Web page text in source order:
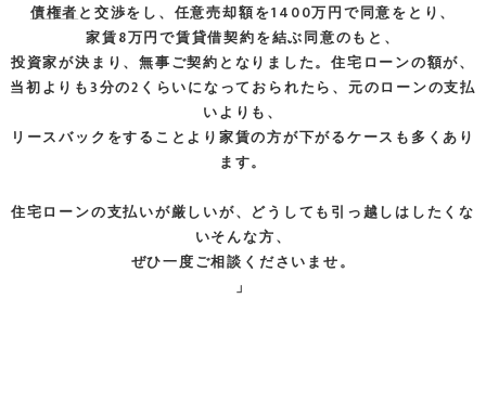
債権者と交渉をし、任意売却額を1400万円で同意をとり、
家賃8万円で賃貸借契約を結ぶ同意のもと、
投資家が決まり、無事ご契約となりました。住宅ローンの額が、
当初よりも3分の2くらいになっておられたら、元のローンの支払
いよりも、
リースバックをすることより家賃の方が下がるケースも多くあり
ます。
住宅ローンの支払いが厳しいが、どうしても引っ越しはしたくな
いそんな方、
ぜひ一度ご相談くださいませ。
」